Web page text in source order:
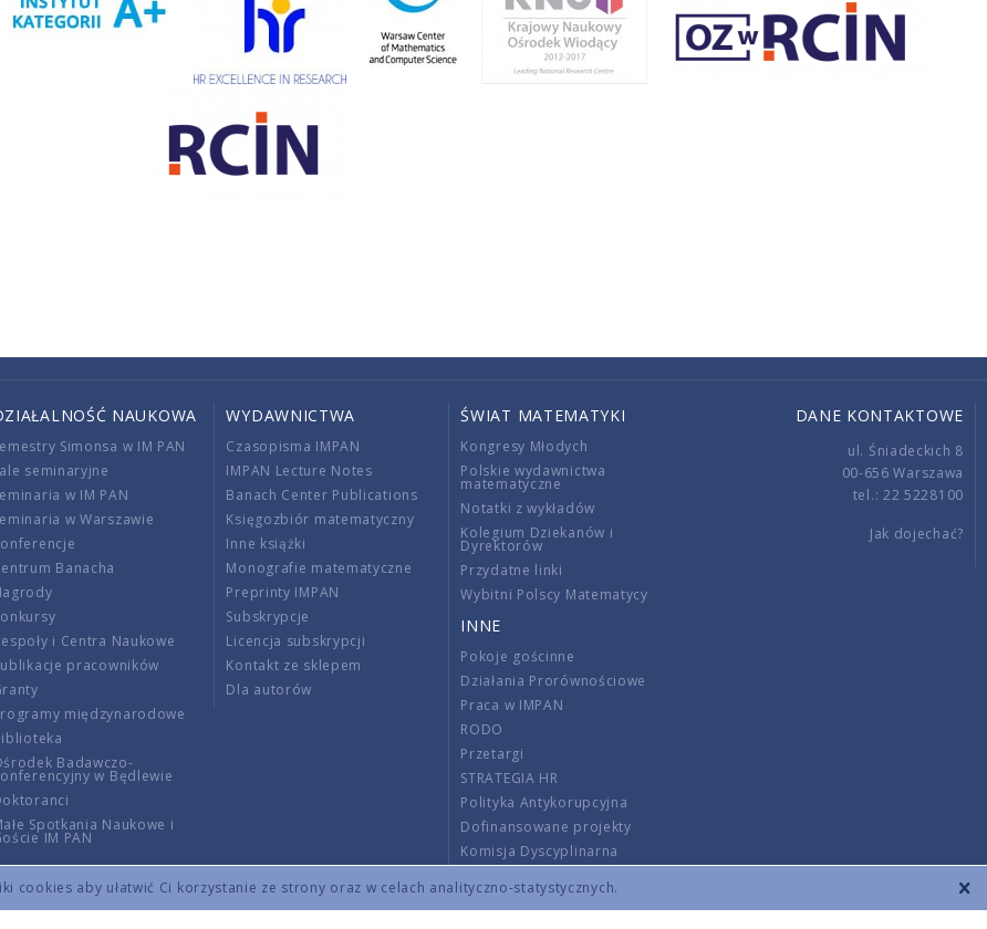
cookies aby ułatwić Ci korzystanie ze strony oraz w celach analityczno-statystycznych.
NAUKOWA
Simonsa w IM PAN
seminaryjne
w IM PAN
w Warszawie
Banacha
i Centra Naukowe
pracowników
międzynarodowe
Badawczo-
w Będlewie
Spotkania Naukowe i
IM PAN
WYDAWNICTWA
Czasopisma IMPAN
IMPAN Lecture Notes
Banach Center Publications
Księgozbiór matematyczny
Inne książki
Monografie matematyczne
Preprinty IMPAN
Subskrypcje
Licencja subskrypcji
Kontakt ze sklepem
Dla autorów
ŚWIAT MATEMATYKI
Kongresy Młodych
Polskie wydawnictwa
matematyczne
Notatki z wykładów
Kolegium Dziekanów i
Dyrektorów
Przydatne linki
Wybitni Polscy Matematycy
INNE
Pokoje gościnne
Działania Prorównościowe
Praca w IMPAN
RODO
Przetargi
STRATEGIA HR
Polityka Antykorupcyjna
Dofinansowane projekty
Komisja Dyscyplinarna
Wnoszenie opłat
DANE KONTAKTOWE
ul. Śniadeckich 8
00-656 Warszawa
tel.: 22 5228100
Jak dojechać?